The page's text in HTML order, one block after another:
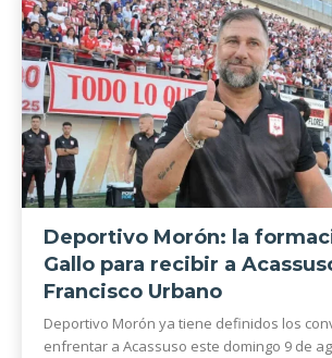
Deportivo Morón: la
Gallo para recibir a
Francisco Urbano
Deportivo Morón ya tiene definidos los
enfrentar a Acassuso este domingo 9 de